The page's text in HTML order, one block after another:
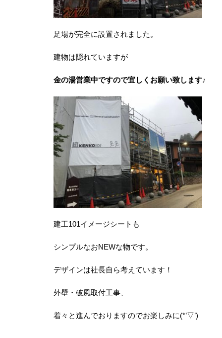
足場が完全に設置されました。
建物は隠れていますが
金の湯営業中ですので宜しくお願い致します♪
建工101イメージシートも
シンプルなおNEWな物です。
デザインは社長自ら考えています！
外壁・破風取付工事、
着々と進んでおりますのでお楽しみに(*’▽’)